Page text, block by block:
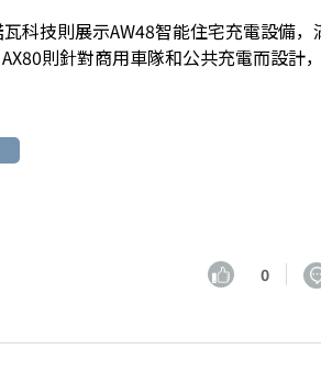
科技則展示AW48智能住宅充電設備，
則針對商用車隊和公共充電而設計
0